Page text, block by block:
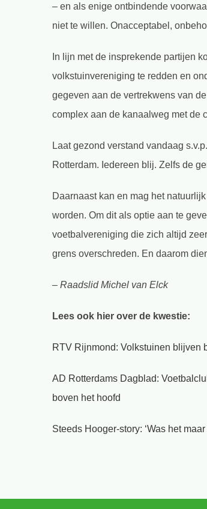
– en als enige ontbindende
niet te willen. Onacceptabel,
In lijn met de insprekende partijen
volkstuinvereniging te redden en
gegeven aan de vertrekwens van
complex aan de kanaalweg met de
Laat gezond verstand vandaag
Rotterdam. Iedereen blij. Zelfs de
Daarnaast kan en mag het
worden. Om dit als optie aan te
voetbalvereniging die zich altijd
grens overschreden. En daarom
– Raadslid Michel van Elck
Lees ook hier over de kwestie:
RTV Rijnmond: Volkstuinen blijven
AD Rotterdams Dagblad:
boven het hoofd
Steeds Hooger-story: ‘Was het